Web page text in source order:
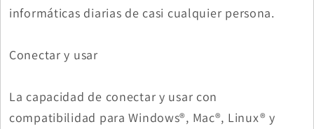
informáticas diarias de casi cualquier persona.
Conectar y usar
La capacidad de conectar y usar con
compatibilidad para Windows®, Mac®, Linux® y